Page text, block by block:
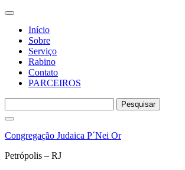
Início
Sobre
Serviço
Rabino
Contato
PARCEIROS
por:
Pular
o
Congregação Judaica P´Nei Or
Petrópolis – RJ